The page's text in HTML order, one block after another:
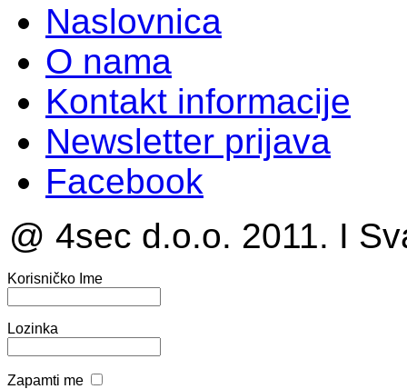
Naslovnica
O nama
Kontakt informacije
Newsletter prijava
Facebook
@ 4sec d.o.o. 2011. I
Korisničko Ime
Lozinka
Zapamti me